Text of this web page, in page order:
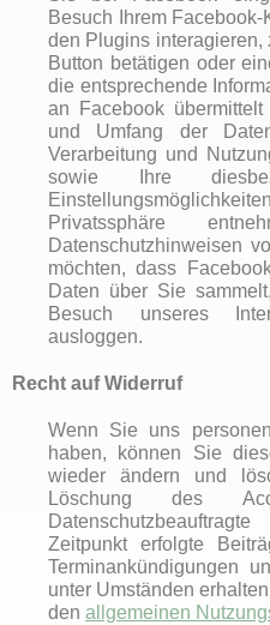
Besuch Ihrem
den Plugins interagieren,
Button betätigen oder
die entsprechende
an Facebook
und Umfang der
Verarbeitung und
sowie Ihre
Privatssphäre
Datenschutzhinweisen
möchten, dass
Daten über Sie
Besuch unseres
ausloggen.
Recht auf Widerruf
Wenn Sie uns
haben, können Sie
wieder ändern und
Löschung des
Datenschutzbeauftragte
Zeitpunkt erfolgte
Terminankündigungen
unter Umständen
den allgemeinen